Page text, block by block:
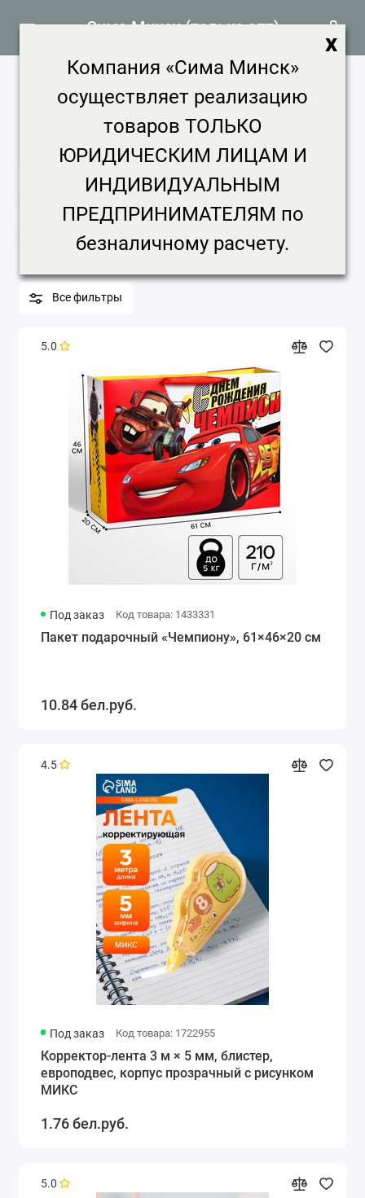
Сима Минск (только опт)
Праздники продажа, цена в Минске
Праздники
Праздники
Цена, ₽ Срок доставки
Все фильтры
5.0
Под заказ Код товара: 1433331
Пакет подарочный «Чемпиону», 61×46×20 см
10.84 бел.руб.
4.5
Под заказ Код товара: 1722955
Корректор-лента 3 м × 5 мм, блистер,
европодвес, корпус прозрачный с рисунком
МИКС
1.76 бел.руб.
5.0
x
Компания «Сима Минск»
осуществляет реализацию
товаров ТОЛЬКО
ЮРИДИЧЕСКИМ ЛИЦАМ И
ИНДИВИДУАЛЬНЫМ
ПРЕДПРИНИМАТЕЛЯМ по
безналичному расчету.